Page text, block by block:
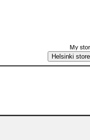
My
Helsinki store